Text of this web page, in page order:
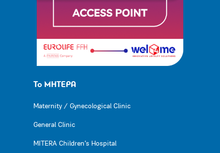
Το ΜΗΤΕΡΑ
Maternity / Gynecological Clinic
General Clinic
MITERA Children’s Hospital